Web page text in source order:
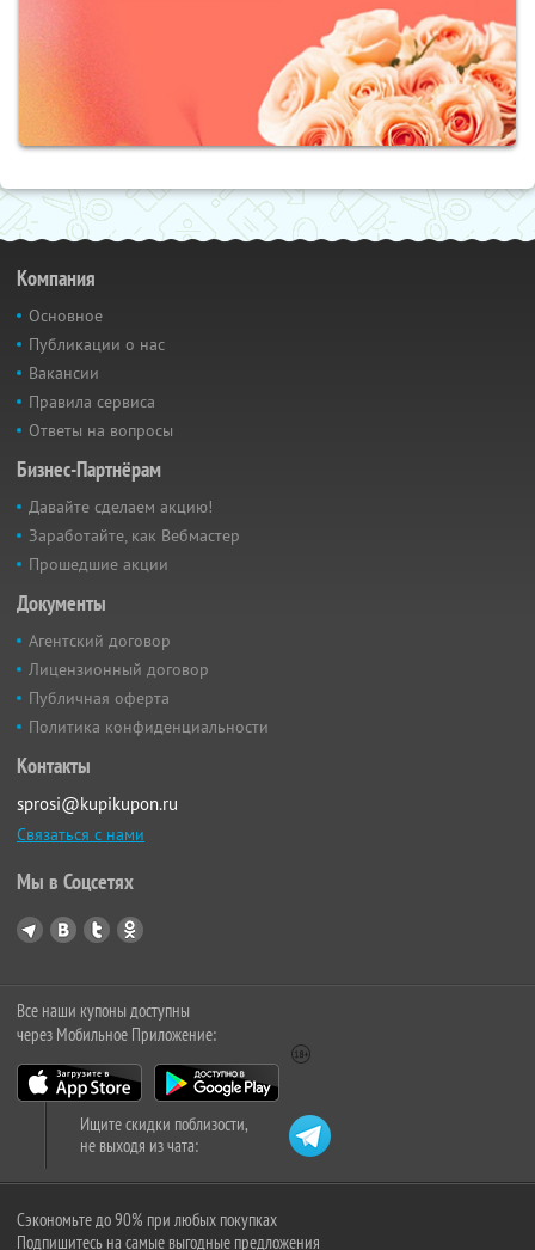
Компания
Основное
Публикации о нас
Вакансии
Правила сервиса
Ответы на вопросы
Бизнес-Партнёрам
Давайте сделаем акцию!
Заработайте, как Вебмастер
Прошедшие акции
Документы
Агентский договор
Лицензионный договор
Публичная оферта
Политика конфиденциальности
Контакты
sprosi@kupikupon.ru
Связаться с нами
Мы в Соцсетях
Все наши купоны доступны
через Мобильное Приложение:
Ищите скидки поблизости,
не выходя из чата:
Сэкономьте до 90% при любых покупках
Подпишитесь на самые выгодные предложения